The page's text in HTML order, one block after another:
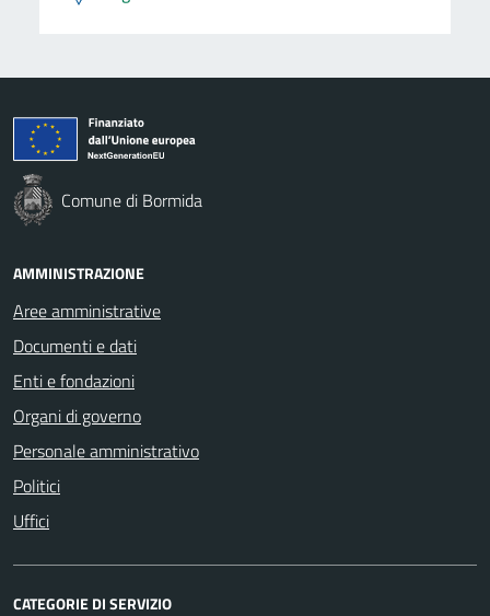
Comune di Bormida
AMMINISTRAZIONE
Aree amministrative
Documenti e dati
Enti e fondazioni
Organi di governo
Personale amministrativo
Politici
Uffici
CATEGORIE DI SERVIZIO